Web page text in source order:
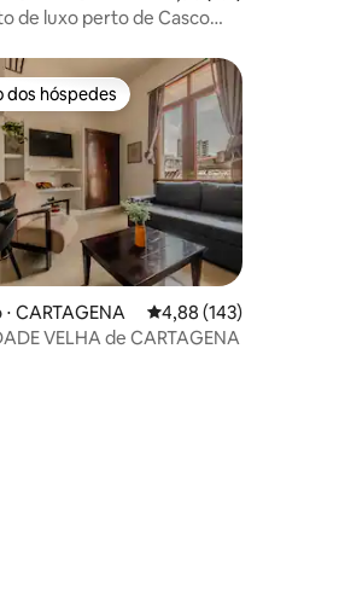
de luxo perto de Casco
de 5, 216 avaliações
preferidos dos hóspedes
dos hóspedes
CARTAGENA 4,88 de uma avaliação
4,88 (143)
VELHA de CARTAGENA